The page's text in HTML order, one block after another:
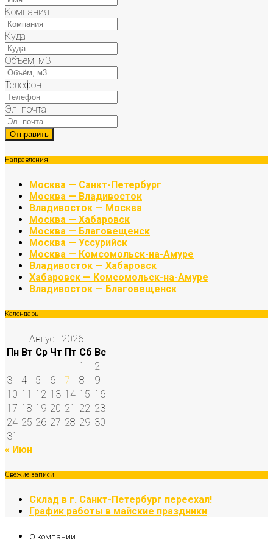
Компания
Куда
Объём, м3
Телефон
Эл. почта
Направления
Москва — Санкт-Петербург
Москва — Владивосток
Владивосток — Москва
Москва — Хабаровск
Москва — Благовещенск
Москва — Уссурийск
Москва — Комсомольск-на-Амуре
Владивосток — Хабаровск
Хабаровск — Комсомольск-на-Амуре
Владивосток — Благовещенск
Календарь
Август 2026
Пн Вт Ср Чт Пт Сб Вс
1
2
3
4 5 6 7 8
9
10 11 12 13 14 15 16
17 18 19 20 21 22 23
24 25 26 27 28 29 30
31
« Июн
Свежие записи
Склад в г. Санкт-Петербург переехал!
График работы в майские праздники
О компании